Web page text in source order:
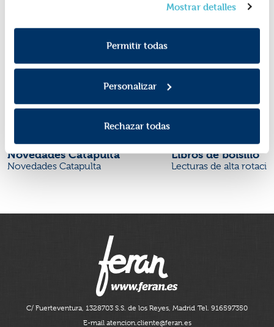
consentimiento en cualquier momento. Para más
información consulta laPolítica de Cookiesy la
Política de Privacidad.
Mostrar detalles
Permitir todas
Personalizar
Rechazar todas
Novedades Catapulta
Novedades Catapulta
Libros de bolsillo
Lecturas de alta
C/ Fuerteventura, 1328703 S.S. de los Reyes, Madrid Tel. 916597350
E-mail atencion.cliente@feran.es